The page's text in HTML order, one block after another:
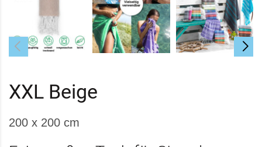
XXL Beige
200 x 200 cm